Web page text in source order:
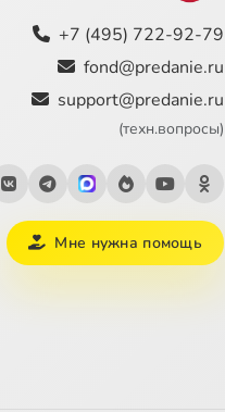
+7 (495) 722-92-79
fond@predanie.ru
support@predanie.ru
(техн.вопросы)
Мне нужна помощь